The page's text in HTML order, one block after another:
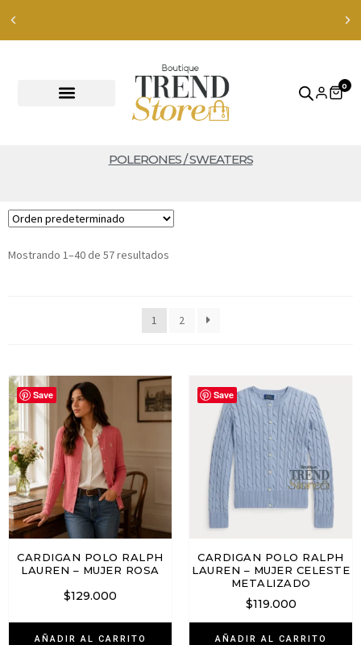
ver productos
0
POLERONES / SWEATERS
Mostrando 1–40 de 57 resultados
1 2
Save
CARDIGAN POLO RALPH
LAUREN – MUJER ROSA
$129.000
AÑADIR AL CARRITO
Save
CARDIGAN POLO RALPH
LAUREN – MUJER CELESTE
METALIZADO
$119.000
AÑADIR AL CARRITO